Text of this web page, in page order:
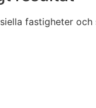
fastigheter